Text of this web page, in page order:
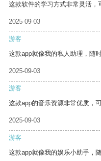
这款软件的学习方式非常灵活，
2025-09-03
游客
这款app就像我的私人助理，随
2025-09-03
游客
这款app的音乐资源非常优质，
2025-09-03
游客
这款app就像我的娱乐小助手，